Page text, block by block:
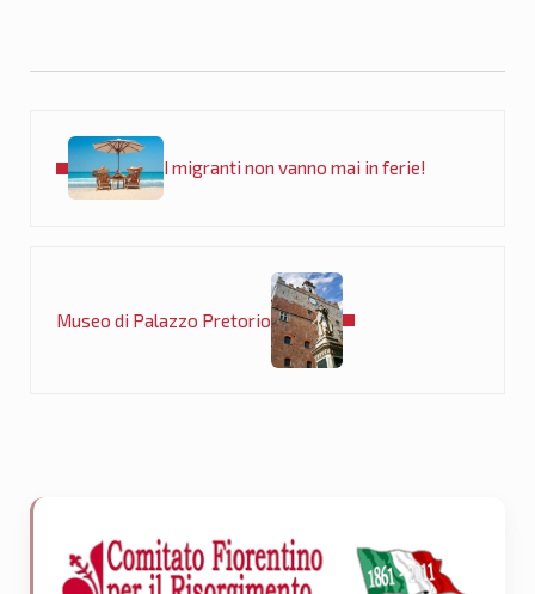
I migranti non vanno mai in ferie!
Museo di Palazzo Pretorio
Sidebar